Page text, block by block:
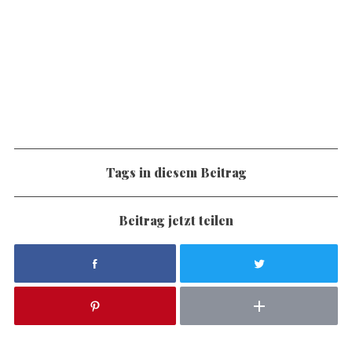
Tags in diesem Beitrag
Beitrag jetzt teilen